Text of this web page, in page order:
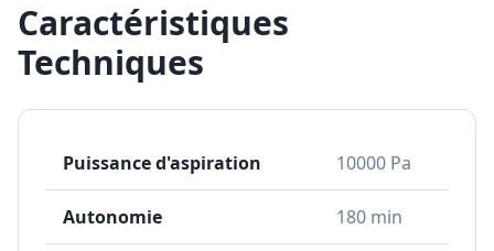
Caractéristiques
Techniques
Puissance d'aspiration 10000 Pa
Autonomie 180 min